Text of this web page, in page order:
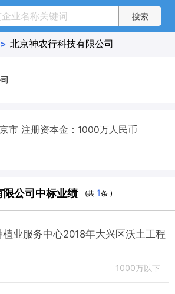
> 北京神农行科技有限公司
市 注册资本金：1000万人民币
公司中标业绩 (共 1条 )
业服务中心2018年大兴区沃土工程
1000万以下